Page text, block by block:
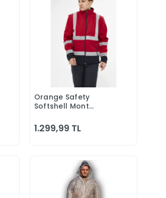
Sepete Ekle
Orange Safety
Softshell Mont
Çıkmalı Kırmızı
1.299,99 TL